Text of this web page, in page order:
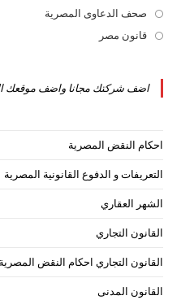
new
صحف الدعاوى المصرية
tab
قانون مصر
new
اضف شركتك مجانا واضف موقعك
احكام النقض المصرية
التعريفات و الدفوع القانونية المصرية
الشهر العقاري
القانون التجاري
القانون التجاري احكام النقض المصرية
القانون المدنى